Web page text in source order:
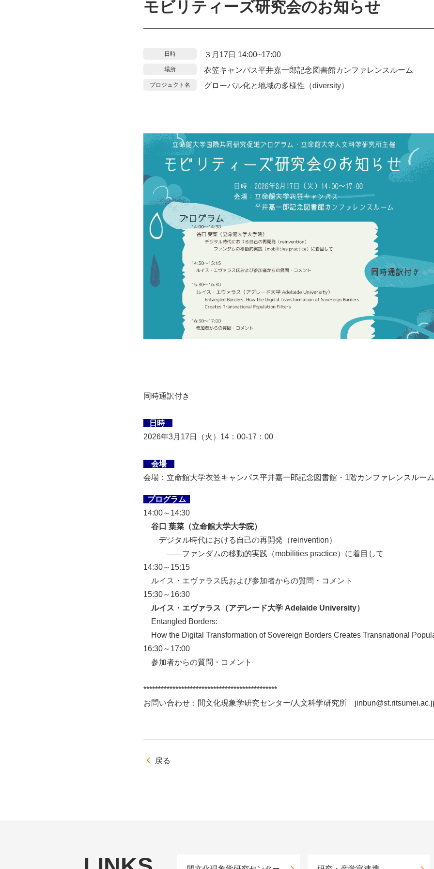
モビリティーズ研究会のお知らせ
日時 ３月17日 14:00~17:00
場所 衣笠キャンパス平井嘉一郎記念図書館カンファレンスルーム
プロジェクト名 グローバル化と地域の多様性（diversity）
同時通訳付き
日時
2026年3月17日（火）14：00-17：00
会場
会場：立命館大学衣笠キャンパス平井嘉一郎記念図書館・1階カンファレンスルーム
プログラム
14:00～14:30
谷口 葉菜（立命館大学大学院）
デジタル時代における自己の再開発（reinvention）
――ファンダムの移動的実践（mobilities practice）に着目して
14:30～15:15
ルイス・エヴァラス氏および参加者からの質問・コメント
15:30～16:30
ルイス・エヴァラス（アデレード大学 Adelaide University）
Entangled Borders:
How the Digital Transformation of Sovereign Borders Creates Transnational
16:30～17:00
参加者からの質問・コメント
**********************************************
お問い合わせ：間文化現象学研究センター/人文科学研究所
戻る